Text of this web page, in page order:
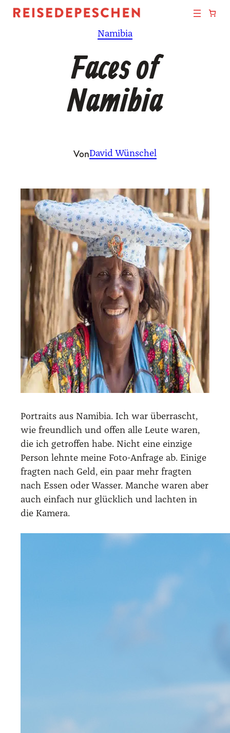
Zum
Namibia
Faces of
Namibia
VonDavid Wünschel
Por­traits aus Nami­bia. Ich war über­rascht,
wie freund­lich und offen alle Leu­te waren,
die ich getrof­fen habe. Nicht eine ein­zi­ge
Per­son lehn­te mei­ne Foto-Anfra­ge ab. Eini­ge
frag­ten nach Geld, ein paar mehr frag­ten
nach Essen oder Was­ser. Man­che waren aber
auch ein­fach nur glück­lich und lach­ten in
die Kame­ra.